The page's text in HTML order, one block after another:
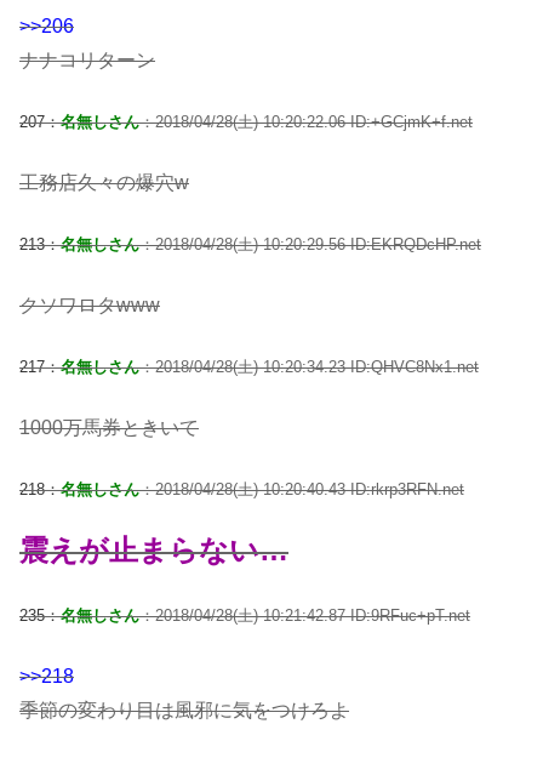
>>206
ナナコリターン
207：名無しさん：2018/04/28(土) 10:20:22.06 ID:+GCjmK+f.net
工務店久々の爆穴w
213：名無しさん：2018/04/28(土) 10:20:29.56 ID:EKRQDcHP.net
クソワロタwww
217：名無しさん：2018/04/28(土) 10:20:34.23 ID:QHVC8Nx1.net
1000万馬券ときいて
218：名無しさん：2018/04/28(土) 10:20:40.43 ID:rkrp3RFN.net
震えが止まらない…
235：名無しさん：2018/04/28(土) 10:21:42.87 ID:9RFuc+pT.net
>>218
季節の変わり目は風邪に気をつけろよ